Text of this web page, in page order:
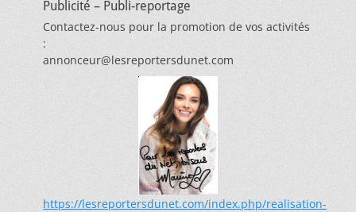
Publicité – Publi-reportage
Contactez-nous pour la promotion de vos activités
:
annonceur@lesreportersdunet.com
https://lesreportersdunet.com/index.php/realisation-